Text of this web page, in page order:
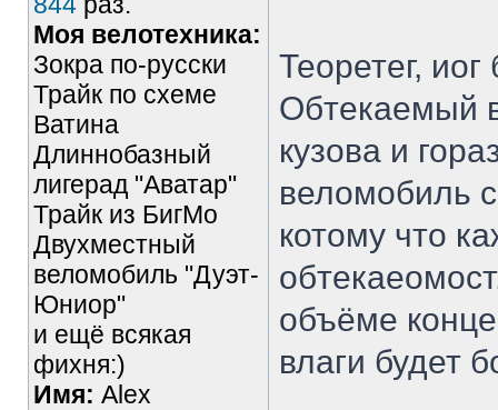
Моя велотехника:
Зокра по-русски
Трайк по схеме
Ватина
Длиннобазный
лигерад "Аватар"
Трайк из БигМо
Двухместный
веломобиль "Дуэт-
Юниор"
и ещё всякая
фихня:)
Имя: Alex
Теоретег,
Обтекаемый
кузова и
веломобиль
котому что
объёме
влаги будет